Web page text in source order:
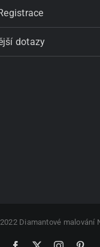
dotazy
Diamantové malování